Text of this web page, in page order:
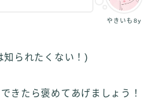
やきいも8y
知られたくない！)
きたら褒めてあげましょう！